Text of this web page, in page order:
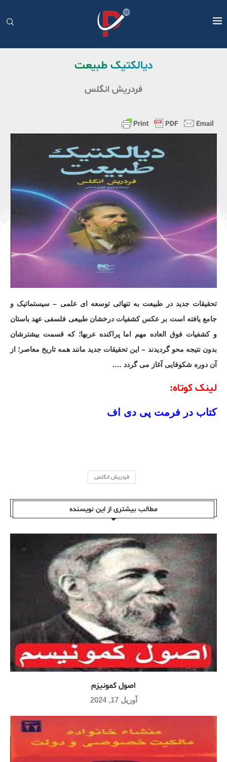
دیالکتیک طبیعت
فردریش انگلس
تحقیقات جدید در طبیعت به تنهائی توسعه ای علمی – سیستماتیک و
جامع یافته است بر عکس کشفیات درخشان طبیعی فلسفی عهد باستان
و کشفیات فوق العاده مهم اما پراکنده عربها؛ که قسمت بیشترشان
بدون نتیجه محو گردیدند – این تحقیقات جدید مانند همه تاریخ معاصر؛ از
آن دوره شکوفایی آغاز می گردد ….
لینک کوتاه:
کتاب در فرمت پی دی اف
فردریش انگلس
مطالب بیشتری از این نویسندە
اصول کمونیزم
آوریل 17, 2024